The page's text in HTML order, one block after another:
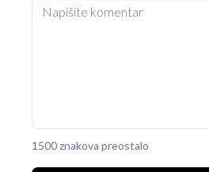
1500 znakova preostalo